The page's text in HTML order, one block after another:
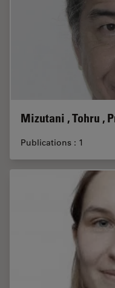
Mizutani , Tohru ,
Publications : 1